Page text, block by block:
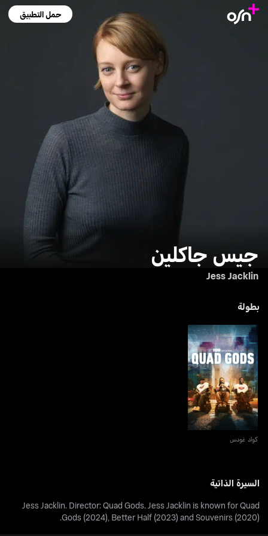
حمل التطبيق
جيس جاكلين
Jess Jacklin
بطولة
كواد غودس
كواد غودس
السيرة الذاتية
Jess Jacklin. Director: Quad Gods. Jess Jacklin is known for Quad
Gods (2024), Better Half (2023) and Souvenirs (2020).